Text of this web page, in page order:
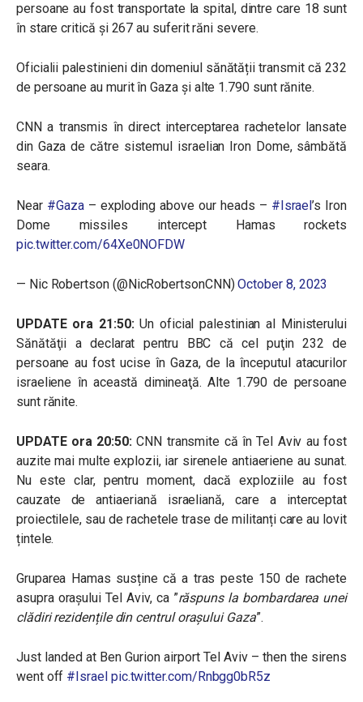
persoane au fost transportate la spital, dintre care 18 sunt
în stare critică şi 267 au suferit răni severe.
Oficialii palestinieni din domeniul sănătății transmit că 232
de persoane au murit în Gaza și alte 1.790 sunt rănite.
CNN a transmis în direct interceptarea rachetelor lansate
din Gaza de către sistemul israelian Iron Dome, sâmbătă
seara.
Near #Gaza– exploding above our heads – #Israel’s Iron
Dome missiles intercept Hamas rockets
pic.twitter.com/64Xe0NOFDW
— Nic Robertson (@NicRobertsonCNN)October 8, 2023
UPDATE ora 21:50:Un oficial palestinian al Ministerului
Sănătăţii a declarat pentru BBC că cel puţin 232 de
persoane au fost ucise în Gaza, de la începutul atacurilor
israeliene în această dimineaţă. Alte 1.790 de persoane
sunt rănite.
UPDATE ora 20:50:CNN transmite că în Tel Aviv au fost
auzite mai multe explozii, iar sirenele antiaeriene au sunat.
Nu este clar, pentru moment, dacă exploziile au fost
cauzate de antiaeriană israeliană, care a interceptat
proiectilele, sau de rachetele trase de militanți care au lovit
țintele.
Gruparea Hamas susține că a tras peste 150 de rachete
asupra orașului Tel Aviv, ca ”răspuns la bombardarea unei
clădiri rezidențile din centrul orașului Gaza”.
Just landed at Ben Gurion airport Tel Aviv – then the sirens
went off #Israel pic.twitter.com/Rnbgg0bR5z